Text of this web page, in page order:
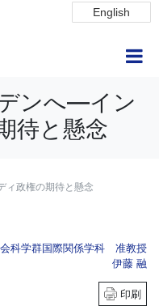
English
ンへ―イン
待と懸念
ィ政権の期待と懸念
科学群国際関係学科 准教授
伊藤 融
印刷